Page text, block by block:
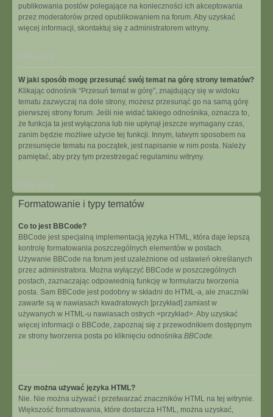
publikowania postów polegające na konieczności ich akceptowania
przez moderatorów przed opublikowaniem na forum. Aby uzyskać
więcej informacji, skontaktuj się z administratorem witryny.
Na górę
W jaki sposób mogę przesunąć swój temat na górę strony tematów?
Klikając odnośnik “Przesuń temat w górę”, znajdujący się w widoku
tematu zazwyczaj na dole strony, możesz przesunąć go na samą górę
pierwszej strony forum. Jeśli nie widać takiego odnośnika, oznacza to,
że funkcja ta jest wyłączona lub nie upłynął jeszcze wymagany czas,
zanim będzie możliwe użycie tej funkcji. Innym, łatwym sposobem na
przesunięcie tematu na początek, jest napisanie w nim posta. Należy
pamiętać, aby przy tym przestrzegać regulaminu witryny.
Na górę
Formatowanie i typy tematów
Co to jest BBCode?
BBCode jest specjalną implementacją języka HTML, która daje lepszą
kontrolę formatowania poszczególnych elementów w postach.
Używanie BBCode na forum jest uzależnione od ustawień określanych
przez administratora. Można wyłączyć BBCode w poszczególnych
postach, zaznaczając odpowiednią funkcję w formularzu tworzenia
posta. Sam BBCode jest podobny w składni do HTML-a, ale znaczniki
zawarte są w nawiasach kwadratowych [przykład] zamiast w
używanych w HTML-u nawiasach ostrych <przykład>. Aby uzyskać
więcej informacji o BBCode, zapoznaj się z przewodnikiem dostępnym
ze strony tworzenia posta po kliknięciu odnośnika BBCode.
Czy można używać języka HTML?
Nie. Nie można używać i przetwarzać znaczników HTML na tej witrynie.
Większość formatowania, które dostarcza HTML, można uzyskać,